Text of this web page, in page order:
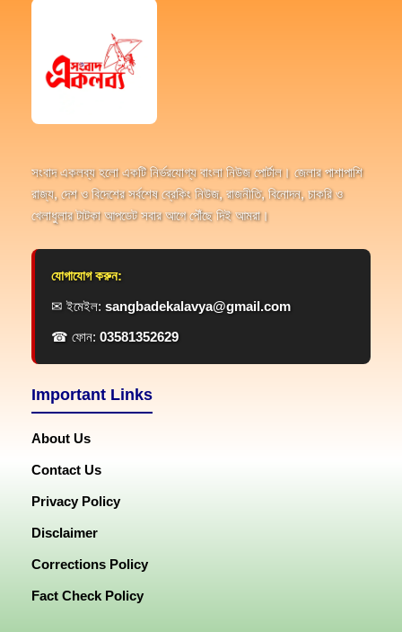
সংবাদ একলব্য হলো একটি নির্ভরযোগ্য বাংলা নিউজ পোর্টাল। জেলার পাশাপাশি
রাজ্য, দেশ ও বিদেশের সর্বশেষ ব্রেকিং নিউজ, রাজনীতি, বিনোদন, চাকরি ও
খেলাধুলার টাটকা আপডেট সবার আগে পৌঁছে দিই আমরা।
যোগাযোগ করুন:
✉ ইমেইল: sangbadekalavya@gmail.com
☎ ফোন: 03581352629
Important Links
About Us
Contact Us
Privacy Policy
Disclaimer
Corrections Policy
Fact Check Policy